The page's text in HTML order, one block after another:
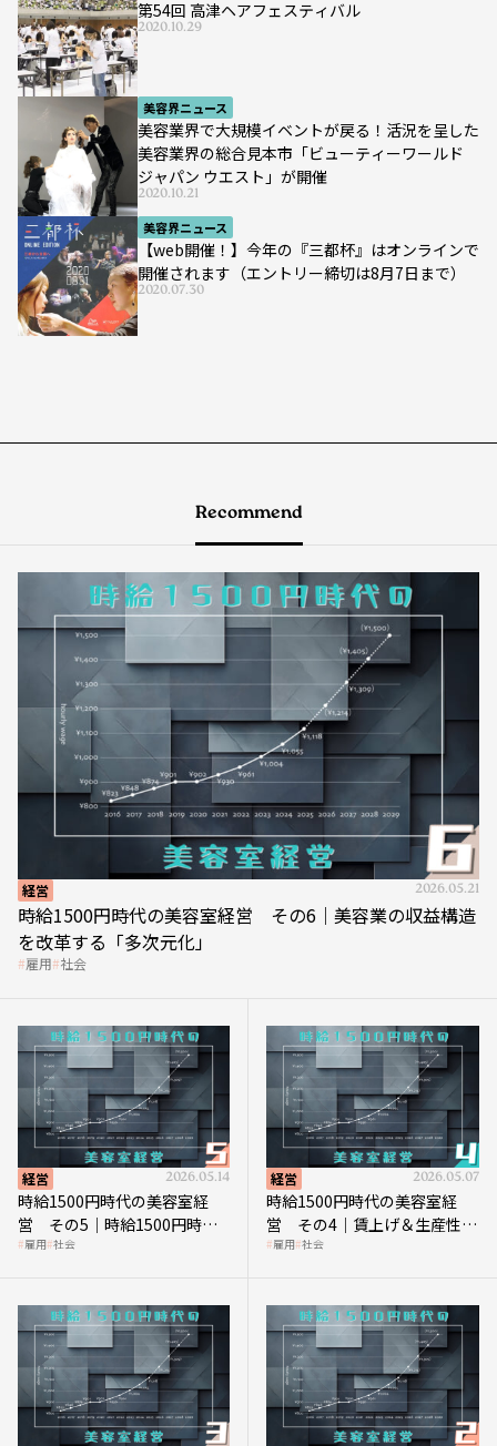
第54回 高津ヘアフェスティバル
2020.10.29
美容界ニュース
美容業界で大規模イベントが戻る！活況を呈した
美容業界の総合見本市「ビューティーワールド
ジャパン ウエスト」が開催
2020.10.21
美容界ニュース
【web開催！】今年の『三都杯』はオンラインで
開催されます（エントリー締切は8月7日まで）
2020.07.30
Recommend
経営 2026.05.21
時給1500円時代の美容室経営 その6｜美容業の収益構造
を改革する「多次元化」
雇用 社会
経営 2026.05.14
時給1500円時代の美容室経
営 その5｜時給1500円時代
の到来は美容業の収益構造を
雇用 社会
経営 2026.05.07
時給1500円時代の美容室経
営 その4｜賃上げ＆生産性向
上につなげる賢い助成金活用
雇用 社会